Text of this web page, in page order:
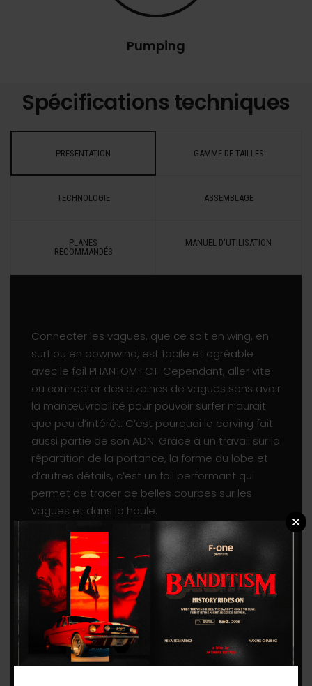
Pumping
Spécifications techniques
PRESENTATION GAMME DE TAILLES
TECHNOLOGIE ASSEMBLAGE
PLANES
RECOMMANDÉS
MANUEL D'UTILISATION
Connecter les vagues, que ce soit en wing, en
surf ou en downwind, est facile et agréable
avec le foil PHANTOM FCT. Cependant, aller vite
ou connecter des dizaines de vagues sans avoir
la manœuvrabilité pour pouvoir surfer n’aurait
que peu d’intérêt. C’est pourquoi le carving fait
aussi partie de son ADN. Grâce à un travail sur la
répartition de la portance, la forme du lobe et
d’autres détails, c’est un foil performant qui
permet de tracer de belles courbes sur les
vagues et dans la houle.
La PHANTOM FCT 1280 est ultra-performante
dans les vagues de plus de 1m. Elle assure un
programme polyvalent proche de la 1480,
mais un peu plus poussé. Elle carve mieux, va
plus vite, et est une bonne combinaison entre
le planing et la performance en wing foil. Elle
convient également aux gabarits plus légers
(< 70 kg).